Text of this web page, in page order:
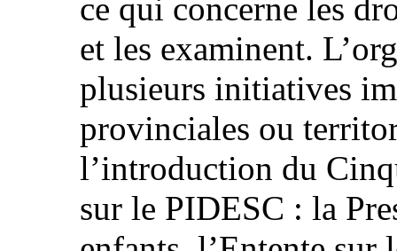
ce qui concerne les
et les examinent.
plusieurs initiatives
provinciales ou
l’introduction du
sur le PIDESC : la